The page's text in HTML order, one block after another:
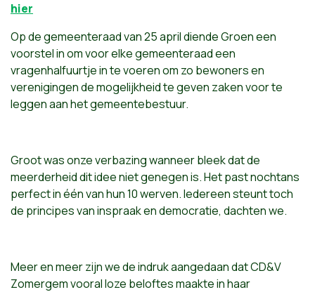
hier
Op de gemeenteraad van 25 april diende Groen een
voorstel in om voor elke gemeenteraad een
vragenhalfuurtje in te voeren om zo bewoners en
verenigingen de mogelijkheid te geven zaken voor te
leggen aan het gemeentebestuur.
Groot was onze verbazing wanneer bleek dat de
meerderheid dit idee niet genegen is. Het past nochtans
perfect in één van hun 10 werven. Iedereen steunt toch
de principes van inspraak en democratie, dachten we.
Meer en meer zijn we de indruk aangedaan dat CD&V
Zomergem vooral loze beloftes maakte in haar